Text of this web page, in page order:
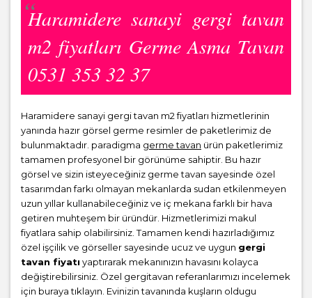
Haramidere sanayi gergi tavan
m2 fiyatları Germe Asma Tavan
0531 353 32 37
Haramidere sanayi gergi tavan m2 fiyatları hizmetlerinin
yanında hazır görsel germe resimler de paketlerimiz de
bulunmaktadır. paradigma germe tavan ürün paketlerimiz
tamamen profesyonel bir görünüme sahiptir. Bu hazır
görsel ve sizin isteyeceğiniz germe tavan sayesinde özel
tasarımdan farkı olmayan mekanlarda sudan etkilenmeyen
uzun yıllar kullanabileceğiniz ve iç mekana farklı bir hava
getiren muhteşem bir üründür. Hizmetlerimizi makul
fiyatlara sahip olabilirsiniz. Tamamen kendi hazırladığımız
özel işçilik ve görseller sayesinde ucuz ve uygun gergi
tavan fiyatı yaptırarak mekanınızın havasını kolayca
değiştirebilirsiniz. Özel gergitavan referanlarımızı incelemek
için buraya tıklayın. Evinizin tavanında kuşların oldugu